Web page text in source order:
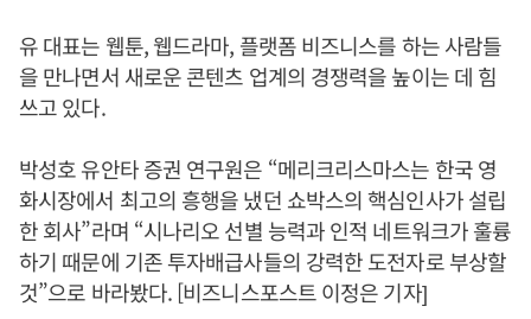
유 대표는 웹툰, 웹드라마, 플랫폼 비즈니스를 하는 사람들
을 만나면서 새로운 콘텐츠 업계의 경쟁력을 높이는 데 힘
쓰고 있다.
박성호 유안타 증권 연구원은 “메리크리스마스는 한국 영
화시장에서 최고의 흥행을 냈던 쇼박스의 핵심인사가 설립
한 회사”라며 “시나리오 선별 능력과 인적 네트워크가 훌륭
하기 때문에 기존 투자배급사들의 강력한 도전자로 부상할
것”으로 바라봤다. [비즈니스포스트 이정은 기자]